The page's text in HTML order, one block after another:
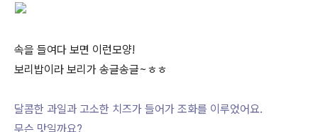
속을 들여다 보면 이런모양!
보리밥이라 보리가 송글송글~ㅎㅎ
달콤한 과일과 고소한 치즈가 들어가 조화를 이루었어요.
무슨 맛일까요?